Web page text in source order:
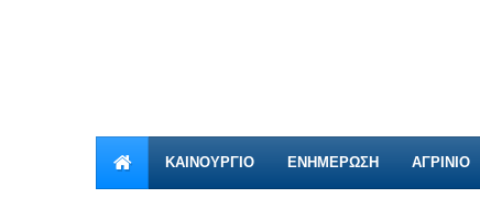
ΚΑΙΝΟΎΡΓΙΟ ΕΝΗΜΕΡΩΣΗ ΑΓΡΙΝΙΟ